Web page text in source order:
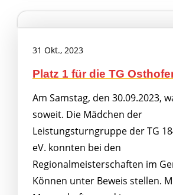
31 Okt., 2023
Platz 1 für die TG
Am Samstag, den 30.09.2023,
soweit. Die Mädchen der
Leistungsturngruppe der TG
eV. konnten bei den
Regionalmeisterschaften im
Können unter Beweis stellen.